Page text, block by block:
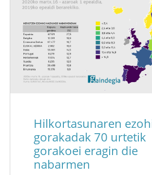
Hilkortasunaren
gorakadak 70 urtetik
gorakoei eragin die
nabarmen